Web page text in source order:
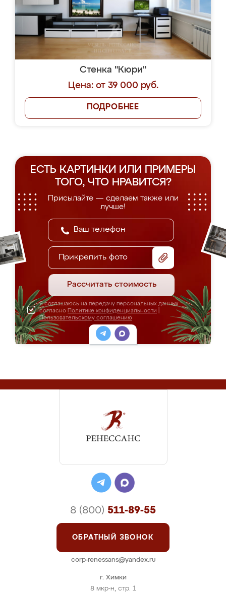
Стенка "Кюри"
Цена: от 39 000 руб.
ПОДРОБНЕЕ
ЕСТЬ КАРТИНКИ ИЛИ ПРИМЕРЫ
ТОГО, ЧТО НРАВИТСЯ?
Присылайте — сделаем также или
лучше!
Прикрепить фото
Рассчитать стоимость
Я соглашаюсь на передачу персональных данных
согласно Политике конфиденциальности
Пользовательскому соглашению
г. Химки
8 мкр-н, стр. 1
8 (800) 511-89-55
ОБРАТНЫЙ ЗВОНОК
corp-renessans@yandex.ru